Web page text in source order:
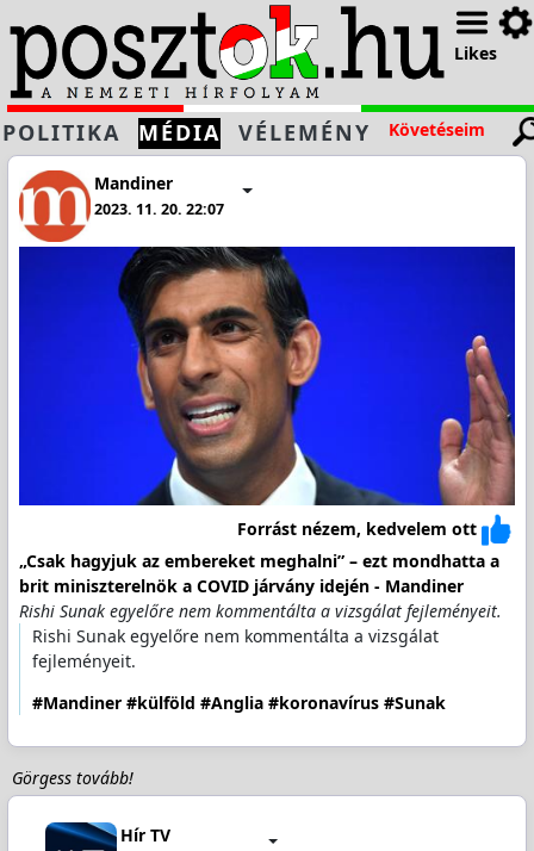
Likes
POLITIKA MÉDIA VÉLEMÉNY Követéseim
Mandiner
2023. 11. 20. 22:07
Forrást nézem, kedvelem ott
„Csak hagyjuk az embereket meghalni” – ezt mondhatta a
brit miniszterelnök a COVID járvány idején - Mandiner
Rishi Sunak egyelőre nem kommentálta a vizsgálat fejleményeit.
Rishi Sunak egyelőre nem kommentálta a vizsgálat
fejleményeit.
#Mandiner #külföld #Anglia #koronavírus #Sunak
Görgess tovább!
Hír TV